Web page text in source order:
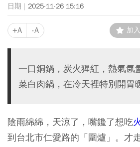
2025-11-26 15:16
+A -A 加
一口銅鍋，炭火猩紅，熱氣氤
菜白肉鍋，在冷天裡特別開胃
陰雨綿綿，天涼了，嘴饞了想吃
到台北市仁愛路的「圍爐」。才